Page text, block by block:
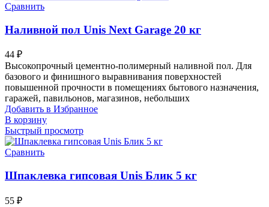
Сравнить
Наливной пол Unis Next Garage 20 кг
44 ₽
Высокопрочный цементно-полимерный наливной пол. Для
базового и финишного выравнивания поверхностей
повышенной прочности в помещениях бытового назначения,
гаражей, павильонов, магазинов, небольших
Добавить в Избранное
В корзину
Быстрый просмотр
Сравнить
Шпаклевка гипсовая Unis Блик 5 кг
55 ₽